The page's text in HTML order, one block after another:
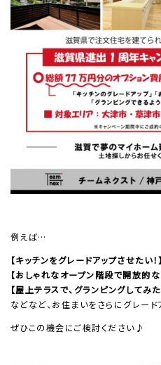
例えば…
【キッチンをグレードアップさせたい！】
【おしゃれなオープン階段で開放的な
【屋上テラスで、グランピングしてみた
などなど、お住まいをさらにグレー
ぜひこの機会にご検討ください♪